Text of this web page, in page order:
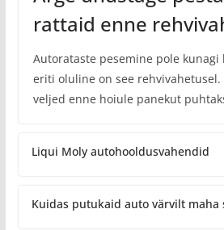
rattaid enne
Autorataste pesemine pole kunagi
eriti oluline on see
veljed enne hoiule panekut
Liqui Moly autohooldusvahendid
Kuidas putukaid auto värvilt maha